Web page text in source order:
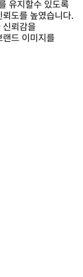
유지할수 있도록
도를 높였습니다.
신뢰감을
랜드 이미지를